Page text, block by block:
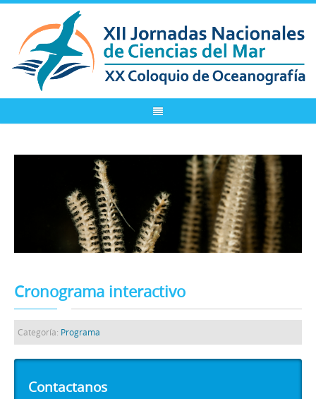
Cronograma interactivo
Categoría: Programa
Contactanos